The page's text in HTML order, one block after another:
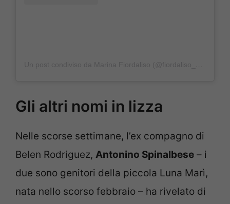
Gli altri nomi in lizza
Nelle scorse settimane, l’ex compagno di
Belen Rodriguez, Antonino Spinalbese – i
due sono genitori della piccola Luna Marì,
nata nello scorso febbraio – ha rivelato di